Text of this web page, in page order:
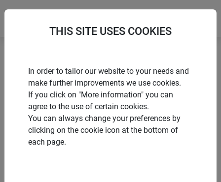
Accueil
Tuteurs pour fleurs et arbustes
Anneau tuteur standard
PRODUITS
ANNEAU TUTEUR
THIS SITE USES COOKIES
In order to tailor our website to your needs and
make further improvements we use cookies.
If you click on "More information" you can
agree to the use of certain cookies.
You can always change your preferences by
clicking on the cookie icon at the bottom of
each page.